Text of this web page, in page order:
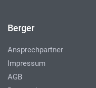
Berger
Ansprechpartner
Impressum
AGB